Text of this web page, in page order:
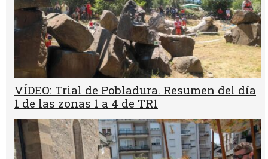
VÍDEO: Trial de Pobladura. Resumen del día
1 de las zonas 1 a 4 de TR1